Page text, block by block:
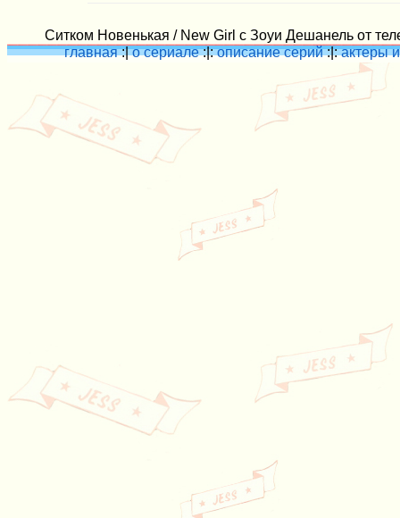
Ситком Новенькая / New Girl с Зоуи Дешанель от
главная:|о сериале:|:описание серий:|:актеры